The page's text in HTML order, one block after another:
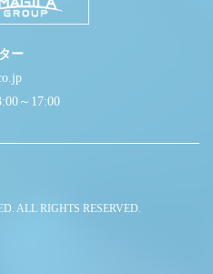
ー
～17:00
ALL RIGHTS RESERVED.